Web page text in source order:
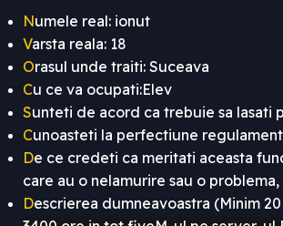
Numele real: ionut
Varsta reala: 18
Orasul unde traiti: Suceava
Cu ce va ocupati:Elev
Sunteti de acord ca trebuie sa lasati
Cunoasteti la perfectiune
De ce credeti ca meritati aceasta
care au o nelamurire sau o
Descrierea dumneavoastra (Minim